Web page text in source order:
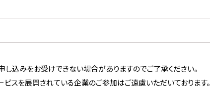
込みをお受けできない場合がありますのでご了承ください。
スを展開されている企業のご参加はご遠慮いただいております。